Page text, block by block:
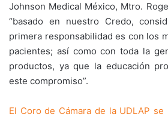
Johnson Medical México, Mtro.
“basado en nuestro Credo,
primera responsabilidad es con los
pacientes; así como con toda la
productos, ya que la educación
este compromiso”.
El Coro de Cámara de la UDLAP